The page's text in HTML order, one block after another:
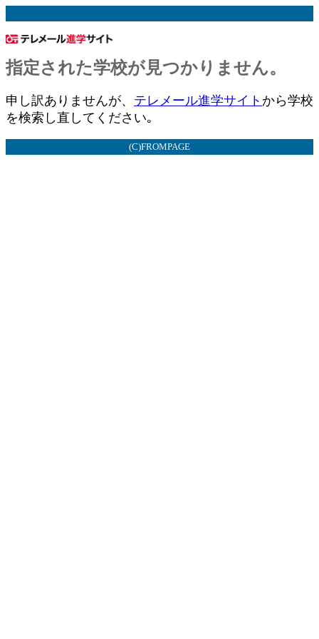
指定された学校が見つかりません。
申し訳ありませんが、 テレメール進学サイト から学校
を検索し直してください｡
(C)FROMPAGE